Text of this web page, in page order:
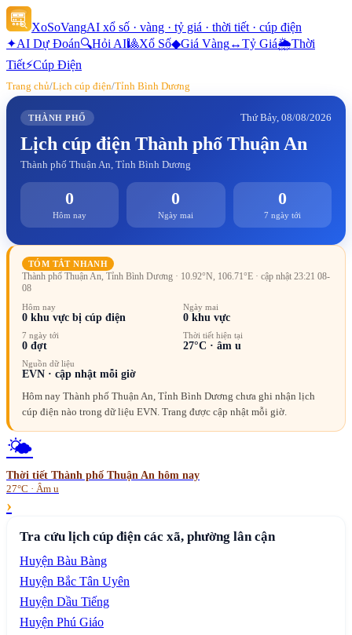
XoSoVangAI xổ số · vàng · tỷ giá · thời tiết · cúp điện
✦AI Dự Đoán🔍Hỏi AI🎱Xổ Số◆Giá Vàng↔Tỷ Giá🌦Thời
Tiết⚡Cúp Điện
Trang chủ/Lịch cúp điện/Tỉnh Bình Dương
THÀNH PHỐ Thứ Bảy, 08/08/2026
Lịch cúp điện Thành phố Thuận An
Thành phố Thuận An, Tỉnh Bình Dương
0
Hôm nay
0
Ngày mai
0
7 ngày tới
TÓM TẮT NHANH
Thành phố Thuận An, Tỉnh Bình Dương · 10.92°N, 106.71°E · cập nhật 23:21 08-
08
Hôm nay
0 khu vực bị cúp điện
Ngày mai
0khu vực
7 ngày tới
0 đợt
Thời tiết hiện tại
27°C · âm u
Nguồn dữ liệu
EVN · cập nhật mỗi giờ
Hôm nay Thành phố Thuận An, Tỉnh Bình Dương chưa ghi nhận lịch
cúp điện nào trong dữ liệu EVN. Trang được cập nhật mỗi giờ.
🌤️
Thời tiết Thành phố Thuận An hôm nay
27°C · Âm u
›
Tra cứu lịch cúp điện các xã, phường lân cận
Huyện Bàu Bàng
Huyện Bắc Tân Uyên
Huyện Dầu Tiếng
Huyện Phú Giáo